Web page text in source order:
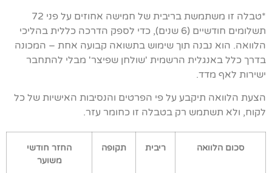
*טבלה זו משתמשת בריבית של חמישה אחוזים על פני 72
תשלומים חודשיים (6 שנים), כדי לספק הדרכה כללית בהליכי
הלוואה. הוא נבנה תוך שימוש בתשואה קבועה אחת – המכונה
בדרך כלל באנגלית הרשמית 'שולחן שפיצר' מבלי להתחבר
ישירות לאף מדד.
הצעת הלוואה תיקבע על פי הפרטים והנסיבות האישיות של כל
לקוח, ולא תשתמש רק בטבלה זו כחומר עזר.
סכום הלוואה ריבית תקופה
החזר חודשי
משוער